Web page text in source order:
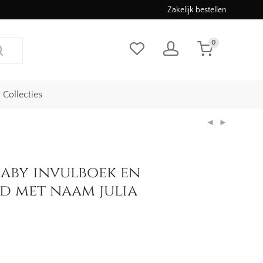
Zakelijk bestellen
0
Collecties
invulboek en
met naam julia